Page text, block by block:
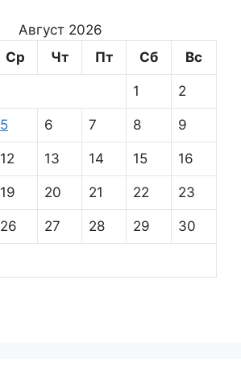
Август 2026
Ср Чт Пт Сб Вс
1 2
5 6 7 8 9
12 13 14 15 16
19 20 21 22 23
26 27 28 29 30